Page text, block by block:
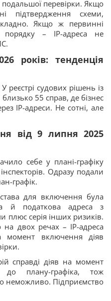
перевірки. Якщо
підтвердження схеми,
Якщо ж первинні
– IP-адреса не
років: тенденція
реєстрі судових рішень із
55 справ, де бізнес
IP-адреси. Не сотні, але
від 9 липня 2025
себе у плані-графіку
Одразу подали
графік.
для включення була
й податкова адреса з
плюс серія інших ризиків.
на двох речах – IP-адреса
момент включення діяв
справді діяв на момент
до плану-графіка, тож
неможливо. Підприємство